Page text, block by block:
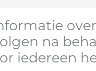
na
iedereen